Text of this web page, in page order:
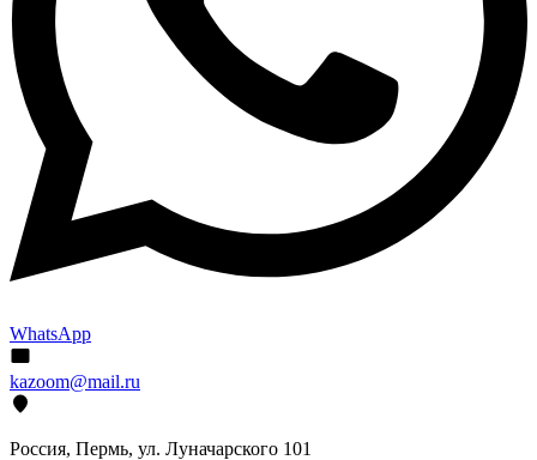
WhatsApp
kazoom@mail.ru
Россия, Пермь, ул. Луначарского 101